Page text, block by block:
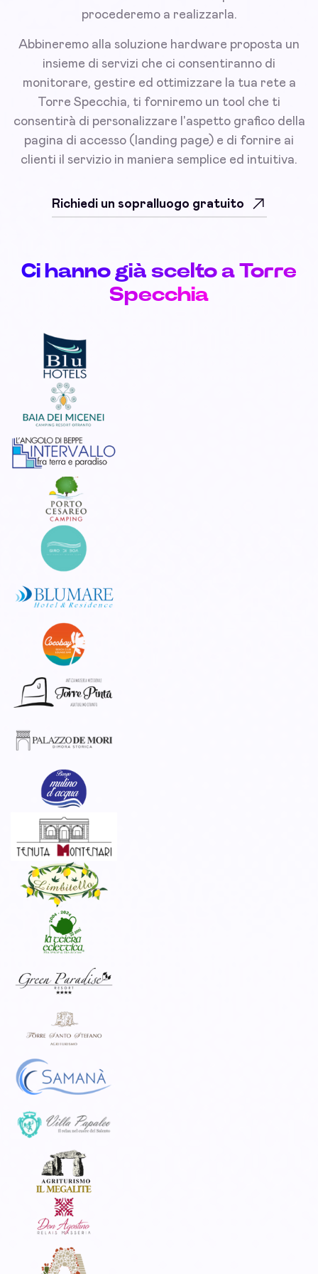
procederemo a realizzarla.
Abbineremo alla soluzione hardware proposta un
insieme di servizi che ci consentiranno di
monitorare, gestire ed ottimizzare la tua rete a
Torre Specchia, ti forniremo un tool che ti
consentirà di personalizzare l'aspetto grafico della
pagina di accesso (landing page) e di fornire ai
clienti il servizio in maniera semplice ed intuitiva.
Richiedi un sopralluogo gratuito
Ci hanno già scelto a Torre
Specchia